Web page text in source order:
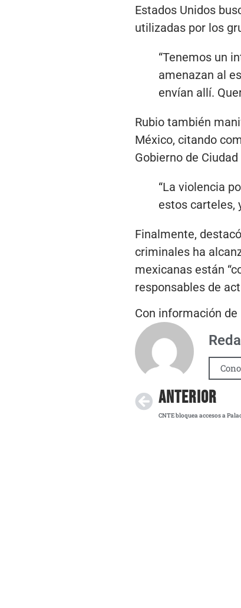
Estados Unidos
utilizadas por los
“Tenemos un
amenazan al
envían allí.
Rubio también
México, citando
Gobierno de
“La violencia
estos carteles,
Finalmente,
criminales ha
mexicanas están
responsables de
Con información de
ANTERIOR
CNTE bloquea accesos a